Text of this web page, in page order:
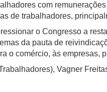
com
de trabalhadores,
o Congresso a
da pauta de
o comércio, às empresas,
Vagner